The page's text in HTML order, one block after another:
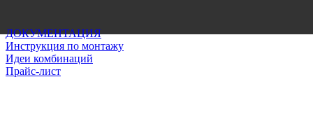
ДОКУМЕНТАЦИЯ
Инструкция по монтажу
Идеи комбинаций
Прайс-лист